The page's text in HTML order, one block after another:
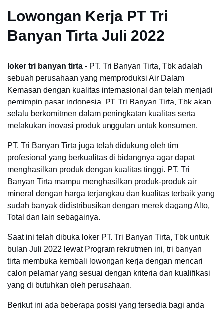
Lowongan Kerja PT Tri
Banyan Tirta Juli 2022
loker tri banyan tirta - PT. Tri Banyan Tirta, Tbk adalah
sebuah perusahaan yang memproduksi Air Dalam
Kemasan dengan kualitas internasional dan telah menjadi
pemimpin pasar indonesia. PT. Tri Banyan Tirta, Tbk akan
selalu berkomitmen dalam peningkatan kualitas serta
melakukan inovasi produk unggulan untuk konsumen.
PT. Tri Banyan Tirta juga telah didukung oleh tim
profesional yang berkualitas di bidangnya agar dapat
menghasilkan produk dengan kualitas tinggi. PT. Tri
Banyan Tirta mampu menghasilkan produk-produk air
mineral dengan harga terjangkau dan kualitas terbaik yang
sudah banyak didistribusikan dengan merek dagang Alto,
Total dan lain sebagainya.
Saat ini telah dibuka loker PT. Tri Banyan Tirta, Tbk untuk
bulan Juli 2022 lewat Program rekrutmen ini, tri banyan
tirta membuka kembali lowongan kerja dengan mencari
calon pelamar yang sesuai dengan kriteria dan kualifikasi
yang di butuhkan oleh perusahaan.
Berikut ini ada beberapa posisi yang tersedia bagi anda